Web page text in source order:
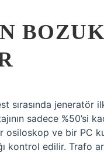
sırasında
sadece %50’si
osiloskop ve bir PC
kontrol edilir. Trafo